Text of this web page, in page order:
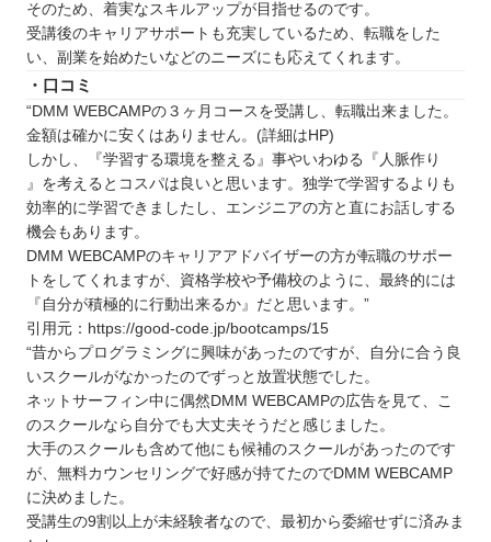
そのため、着実なスキルアップが目指せるのです。
受講後のキャリアサポートも充実しているため、転職をした
い、副業を始めたいなどのニーズにも応えてくれます。
・口コミ
“DMM WEBCAMPの３ヶ月コースを受講し、転職出来ました。
金額は確かに安くはありません。(詳細はHP)
しかし、『学習する環境を整える』事やいわゆる『人脈作り
』を考えるとコスパは良いと思います。独学で学習するよりも
効率的に学習できましたし、エンジニアの方と直にお話しする
機会もあります。
DMM WEBCAMPのキャリアアドバイザーの方が転職のサポー
トをしてくれますが、資格学校や予備校のように、最終的には
『自分が積極的に行動出来るか』だと思います。”
引用元：https://good-code.jp/bootcamps/15
“昔からプログラミングに興味があったのですが、自分に合う良
いスクールがなかったのでずっと放置状態でした。
ネットサーフィン中に偶然DMM WEBCAMPの広告を見て、こ
のスクールなら自分でも大丈夫そうだと感じました。
大手のスクールも含めて他にも候補のスクールがあったのです
が、無料カウンセリングで好感が持てたのでDMM WEBCAMP
に決めました。
受講生の9割以上が未経験者なので、最初から委縮せずに済みま